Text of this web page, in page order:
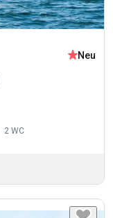
Neu
2 WC